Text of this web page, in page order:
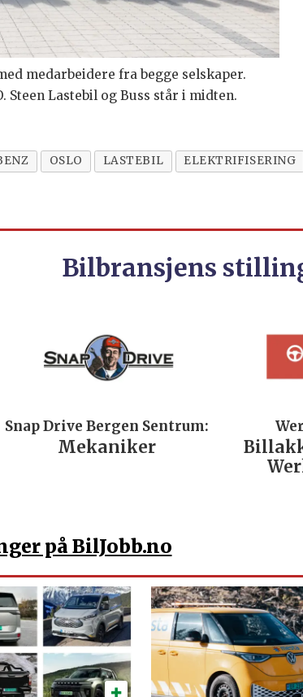
medarbeidere fra begge selskaper.
Lastebil og Buss står i midten.
OSLO LASTEBIL ELEKTRIFISERING
Bilbransjens
Snap Drive Bergen Sentrum:
Mekaniker
på BilJobb.no